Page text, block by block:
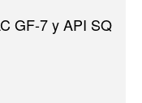
GF-7 y API SQ